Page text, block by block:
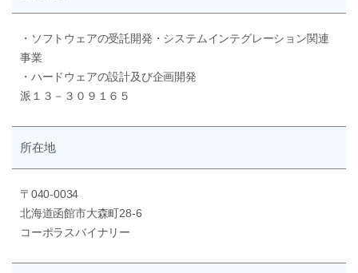
・ソフトウェアの受託開発・システムインテグレーション関連
事業
・ハードウェアの設計及び企画開発
派１３－３０９１６５
所在地
〒040-0034
北海道函館市大森町28-6
コーポラスバイナリー